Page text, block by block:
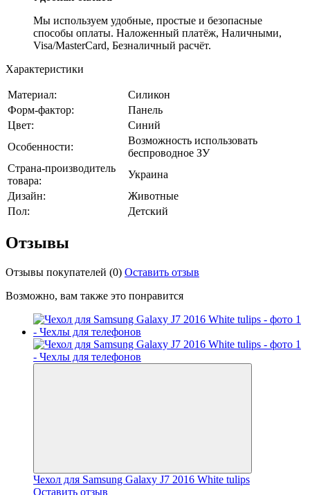
Мы используем удобные, простые и безопасные
способы оплаты. Наложенный платёж, Наличными,
Visa/MasterCard, Безналичный расчёт.
Характеристики
Материал:
Силикон
Форм-фактор:
Панель
Цвет:
Синий
Особенности:
Возможность использовать
беспроводное ЗУ
Страна-производитель
товара:
Украина
Дизайн:
Животные
Пол:
Детский
Отзывы
Отзывы покупателей (0) Оставить отзыв
Возможно, вам также это понравится
Чехол для Samsung Galaxy J7 2016 White tulips
Оставить отзыв